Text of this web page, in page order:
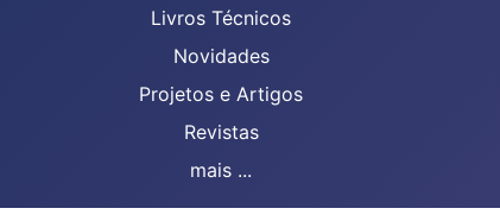
Livros Técnicos
Novidades
Projetos e Artigos
Revistas
mais ...